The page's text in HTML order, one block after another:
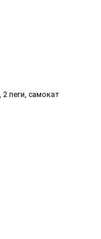
пеги, самокат